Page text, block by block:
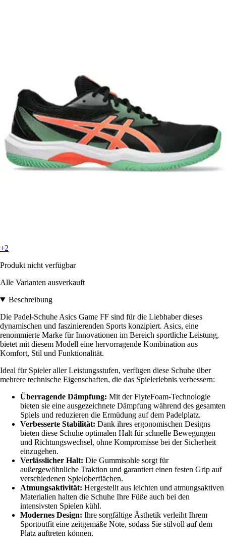
+2
Produkt nicht verfügbar
Alle Varianten ausverkauft
Beschreibung
Die Padel-Schuhe Asics Game FF sind für die Liebhaber dieses
dynamischen und faszinierenden Sports konzipiert. Asics, eine
renommierte Marke für Innovationen im Bereich sportliche Leistung,
bietet mit diesem Modell eine hervorragende Kombination aus
Komfort, Stil und Funktionalität.
Ideal für Spieler aller Leistungsstufen, verfügen diese Schuhe über
mehrere technische Eigenschaften, die das Spielerlebnis verbessern:
Überragende Dämpfung: Mit der FlyteFoam-Technologie
bieten sie eine ausgezeichnete Dämpfung während des gesamten
Spiels und reduzieren die Ermüdung auf dem Padelplatz.
Verbesserte Stabilität: Dank ihres ergonomischen Designs
bieten diese Schuhe optimalen Halt für schnelle Bewegungen
und Richtungswechsel, ohne Kompromisse bei der Sicherheit
einzugehen.
Verlässlicher Halt: Die Gummisohle sorgt für
außergewöhnliche Traktion und garantiert einen festen Grip auf
verschiedenen Spieloberflächen.
Atmungsaktivität: Hergestellt aus leichten und atmungsaktiven
Materialien halten die Schuhe Ihre Füße auch bei den
intensivsten Spielen kühl.
Modernes Design: Ihre sorgfältige Ästhetik verleiht Ihrem
Sportoutfit eine zeitgemäße Note, sodass Sie stilvoll auf dem
Platz auftreten können.